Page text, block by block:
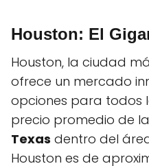
Houston: El
Houston, la ciudad
ofrece un mercado
opciones para todos
precio promedio de
Texas dentro del
Houston es de